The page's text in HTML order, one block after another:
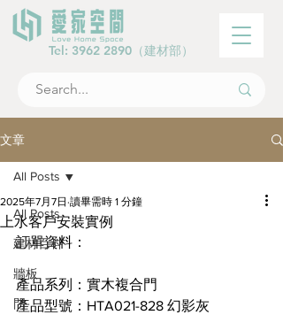
Tel: 3962 2890 （建材部）
文章
All Posts
建材百科
牆板
門
All Posts
上水客戶安裝實例
2025年7月7日 讀畢需時 1 分鐘
訂單資料：
產品系列：實木複合門
產品型號：HTA021-828 幻影灰